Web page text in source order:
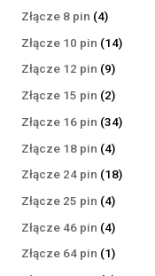
Złącze 8 pin 44
produkty
Złącze 10 pin 1414
Złącze 12 pin 99
Złącze 15 pin 22
produkty
Złącze 16 pin 3434
Złącze 18 pin 44
produkty
Złącze 24 pin 1818
Złącze 25 pin 44
produkty
Złącze 46 pin 44
produkty
Złącze 64 pin 11
produkt